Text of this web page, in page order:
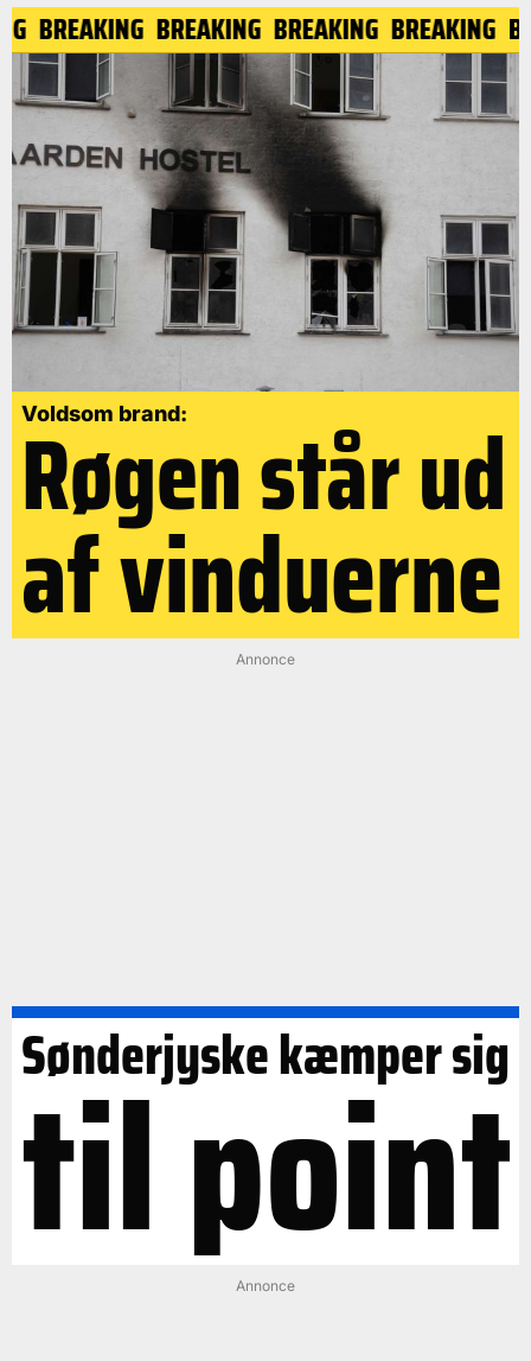
BREAKING BREAKING BREAKING BREAKING
Voldsom brand:
Røgen står ud
af vinduerne
Annonce
Sønderjyske kæmper sig
til point
Annonce